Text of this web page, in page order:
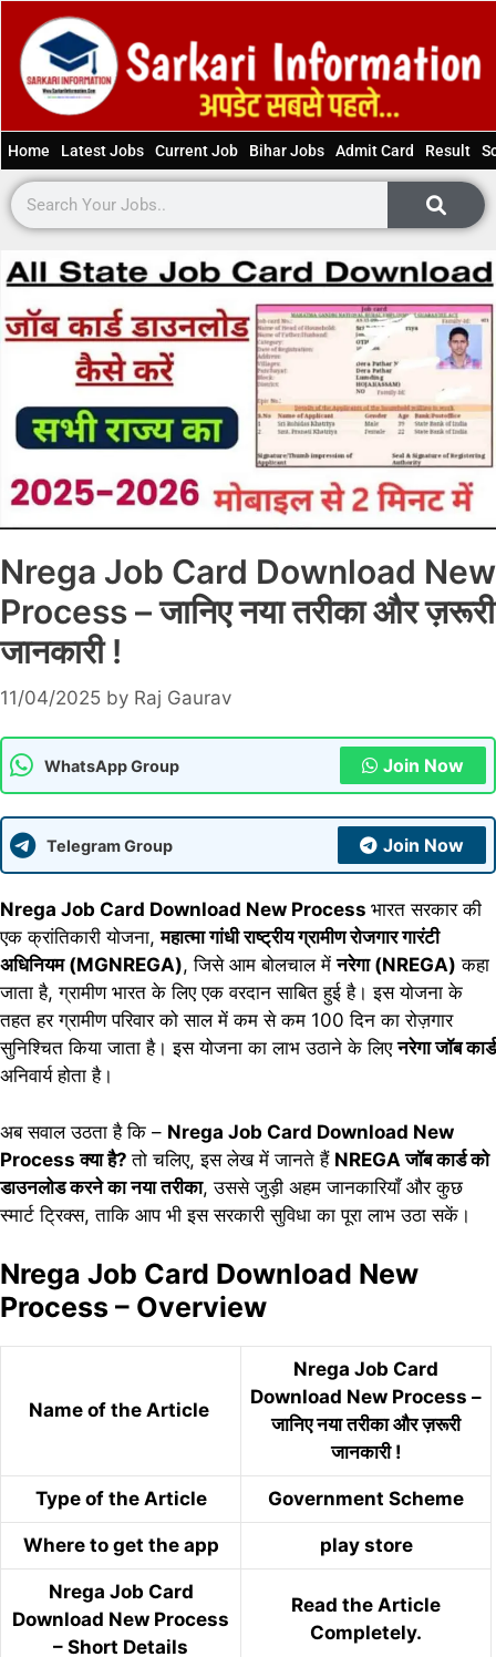
Home Latest Jobs Current Job Bihar Jobs Admit Card Result
Nrega Job Card Download New
Process – जानिए नया तरीका और ज़रूरी
जानकारी !
11/04/2025 by Raj Gaurav
WhatsApp Group Join Now
Telegram Group Join Now
Nrega Job Card Download New Process भारत सरकार की
एक क्रांतिकारी योजना,महात्मा गांधी राष्ट्रीय ग्रामीण रोजगार गारंटी
अधिनियम (MGNREGA), जिसे आम बोलचाल मेंनरेगा (NREGA) कहा
जाता है, ग्रामीण भारत के लिए एक वरदान साबित हुई है। इस योजना के
तहत हर ग्रामीण परिवार को साल में कम से कम 100 दिन का रोज़गार
सुनिश्चित किया जाता है। इस योजना का लाभ उठाने के लिएनरेगा जॉब कार्ड
अनिवार्य होता है।
अब सवाल उठता है कि – Nrega Job Card Download New
Process क्या है?तो चलिए, इस लेख में जानते हैं NREGA जॉब कार्ड को
डाउनलोड करने का नया तरीका, उससे जुड़ी अहम जानकारियाँ और कुछ
स्मार्ट ट्रिक्स, ताकि आप भी इस सरकारी सुविधा का पूरा लाभ उठा सकें।
Nrega Job Card Download New
Process – Overview
Name of the Article
Nrega Job Card
Download New Process –
जानिए नया तरीका और ज़रूरी
जानकारी !
Type of the Article Government Scheme
Where to get the app play store
Nrega Job Card
Download New Process
– Short Details
Read the Article
Completely.